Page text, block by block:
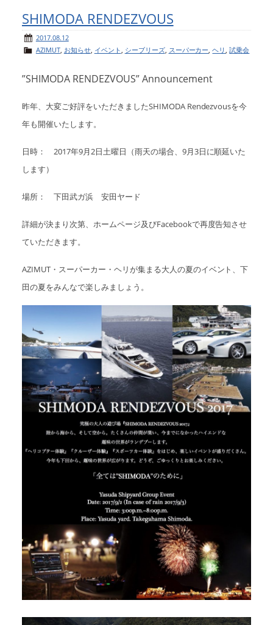
SHIMODA RENDEZVOUS
2017.08.12
AZIMUT, お知らせ, イベント, シーブリーズ, スーパーカー,ヘリ,試乗会
”SHIMODA RENDEZVOUS” Announcement
昨年、大変ご好評をいただきましたSHIMODA Rendezvousを今
年も開催いたします。
日時： 2017年9月2日土曜日（雨天の場合、9月3日に順延いた
します）
場所： 下田武ガ浜 安田ヤード
詳細が決まり次第、ホームページ及びFacebookで再度告知させ
ていただきます。
AZIMUT・スーパーカー・ヘリが集まる大人の夏のイベント、下
田の夏をみんなで楽しみましょう。